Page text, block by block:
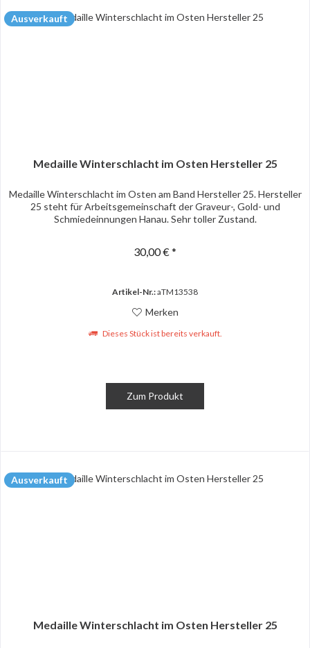
Ausverkauft
Medaille Winterschlacht im Osten Hersteller 25
Medaille Winterschlacht im Osten am Band Hersteller 25. Hersteller
25 steht für Arbeitsgemeinschaft der Graveur-, Gold- und
Schmiedeinnungen Hanau. Sehr toller Zustand.
30,00 € *
Artikel-Nr.:aTM13538
Merken
Dieses Stück ist bereits verkauft.
Zum Produkt
Ausverkauft
Medaille Winterschlacht im Osten Hersteller 25